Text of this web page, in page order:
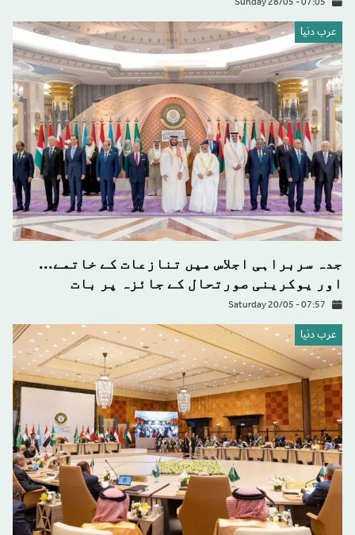
Sunday 28/05 - 07:05
عرب دنیا
جدہ سربراہی اجلاس میں تنازعات کے خاتمے...
اور یوکرینی صورتحال کے جائزہ پر بات
Saturday 20/05 - 07:57
عرب دنیا